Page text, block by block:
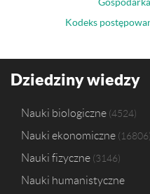
Kodeks
Dziedziny wiedzy
Nauki biologiczne 4524
Nauki ekonomiczne 16806
Nauki fizyczne 3146
Nauki humanistyczne